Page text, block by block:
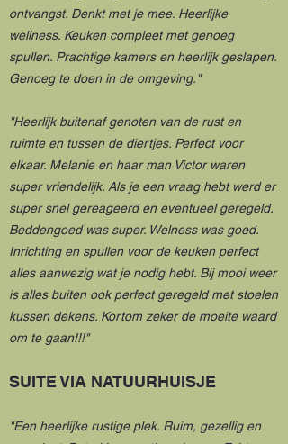
ontvangst. Denkt met je mee. Heerlijke
wellness. Keuken compleet met genoeg
spullen. Prachtige kamers en heerlijk geslapen.
Genoeg te doen in de omgeving."
"Heerlijk buitenaf genoten van de rust en
ruimte en tussen de diertjes. Perfect voor
elkaar. Melanie en haar man Victor waren
super vriendelijk. Als je een vraag hebt werd er
super snel gereageerd en eventueel geregeld.
Beddengoed was super. Welness was goed.
Inrichting en spullen voor de keuken perfect
alles aanwezig wat je nodig hebt. Bij mooi weer
is alles buiten ook perfect geregeld met stoelen
kussen dekens. Kortom zeker de moeite waard
om te gaan!!!"
SUITE VIA NATUURHUISJE
"Een heerlijke rustige plek. Ruim, gezellig en